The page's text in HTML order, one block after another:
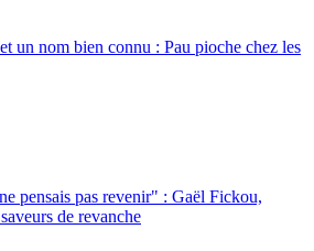
un nom bien connu : Pau pioche chez les
pensais pas revenir" : Gaël Fickou,
de revanche